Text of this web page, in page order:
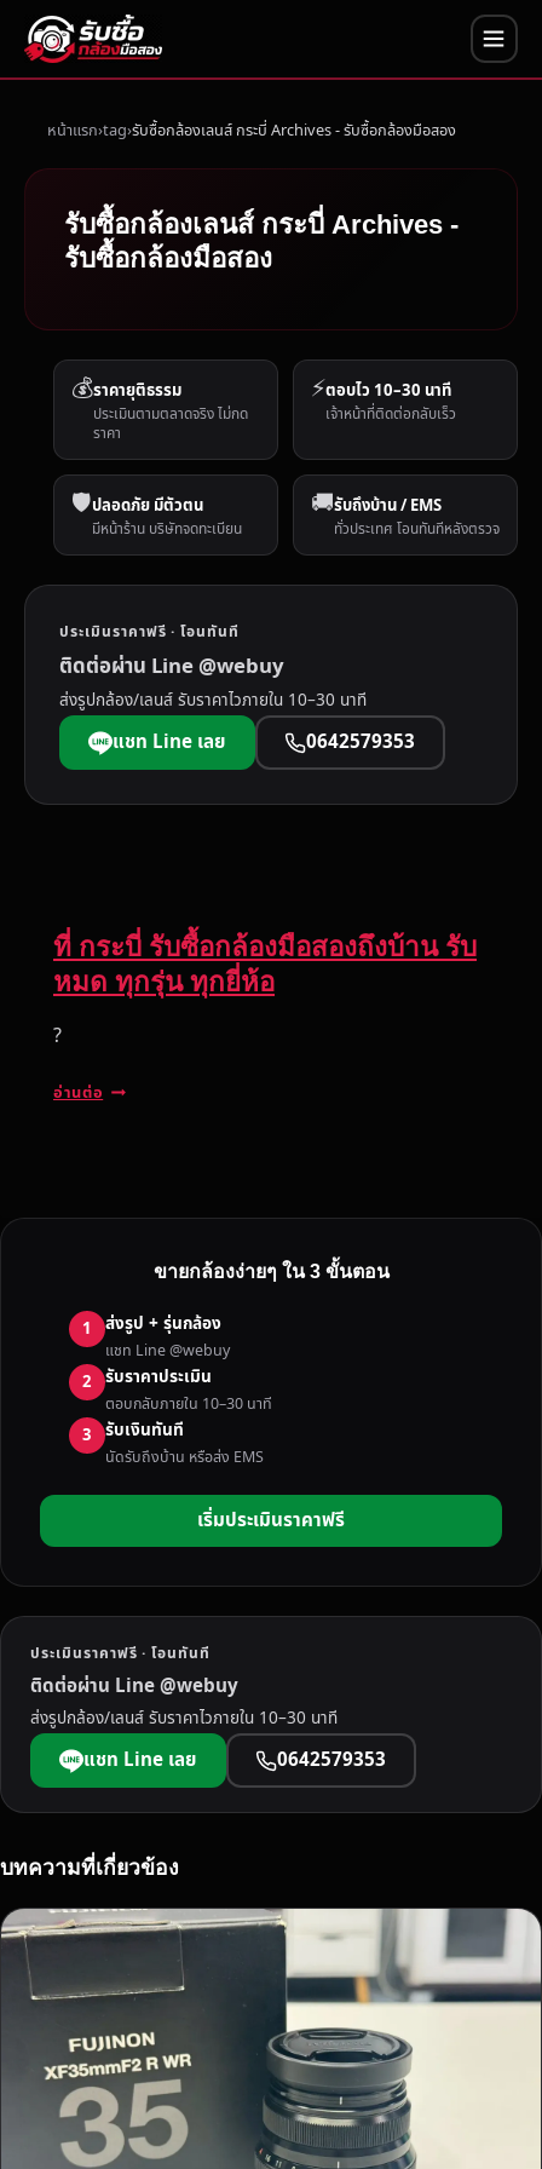
หน้าแรก tag รับซื้อกล้องเลนส์ กระบี่ Archives - รับซื้อกล้องมือสอง
รับซื้อกล้องเลนส์ กระบี่ Archives -
รับซื้อกล้องมือสอง
💰ราคายุติธรรม
ประเมินตามตลาดจริง ไม่กด
ราคา
⚡ตอบไว 10–30 นาที
เจ้าหน้าที่ติดต่อกลับเร็ว
🛡️ปลอดภัย มีตัวตน
มีหน้าร้าน บริษัทจดทะเบียน
🚚รับถึงบ้าน / EMS
ทั่วประเทศ โอนทันทีหลังตรวจ
ประเมินราคาฟรี · โอนทันที
ติดต่อผ่าน Line @webuy
ส่งรูปกล้อง/เลนส์ รับราคาไวภายใน 10–30 นาที
แชท Line เลย 0642579353
ที่ กระบี่ รับซื้อกล้องมือสองถึงบ้าน รับ
หมด ทุกรุ่น ทุกยี่ห้อ
?
อ่านต่อ ที่
รั
อ
ก
ล้
อ
ง
มื
ถึ
ง
น
รั
บ
ห
ม
ทุ
รุ่
ยี่
ห้
อ
ขายกล้องง่ายๆ ใน 3 ขั้นตอน
1 ส่งรูป + รุ่นกล้อง
แชท Line @webuy
2 รับราคาประเมิน
ตอบกลับภายใน 10–30 นาที
3 รับเงินทันที
นัดรับถึงบ้าน หรือส่ง EMS
เริ่มประเมินราคาฟรี
ประเมินราคาฟรี · โอนทันที
ติดต่อผ่าน Line @webuy
ส่งรูปกล้อง/เลนส์ รับราคาไวภายใน 10–30 นาที
แชท Line เลย 0642579353
บทความที่เกี่ยวข้อง